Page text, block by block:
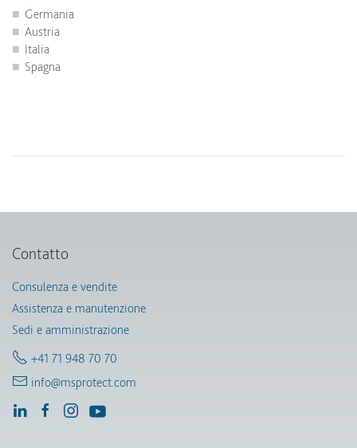
Germania
Austria
Italia
Spagna
Contatto
Consulenza e vendite
Assistenza e manutenzione
Sedi e amministrazione
+41 71 948 70 70
info@msprotect.com